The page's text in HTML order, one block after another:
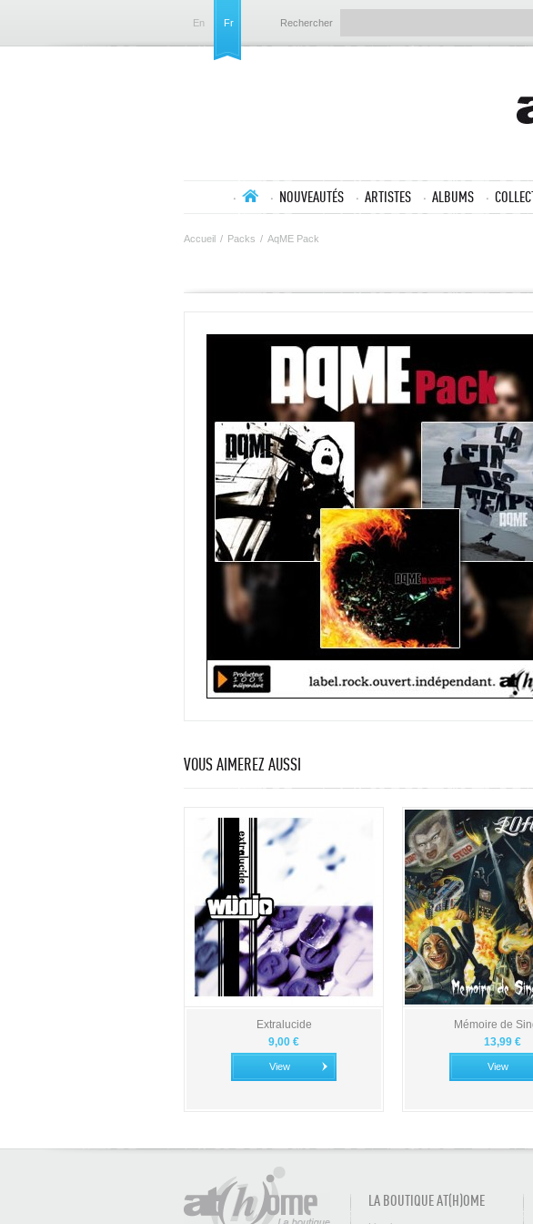
En Fr Rechercher
NOUVEAUTÉS ARTISTES ALBUMS
Accueil / Packs / AqME Pack
VOUS AIMEREZ AUSSI
Extralucide
9,00 €
View
Mémoire de
13,99 €
View
LA BOUTIQUE AT(H)OME